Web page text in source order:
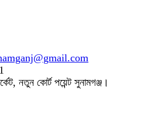
নতুন কোর্ট পয়েন্ট সুনামগঞ্জ।